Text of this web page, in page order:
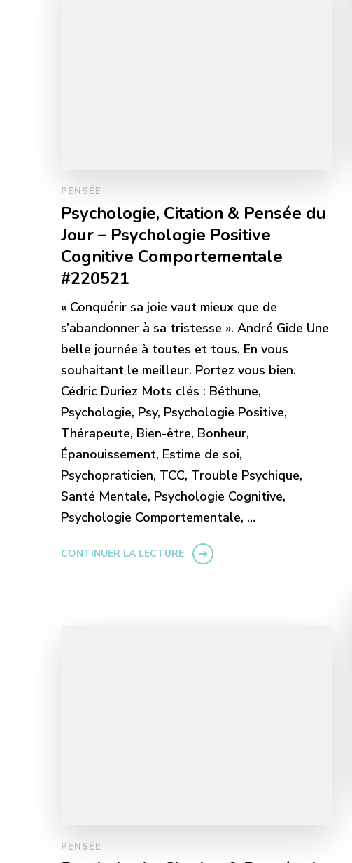
PENSÉE
Psychologie, Citation & Pensée du
Jour – Psychologie Positive
Cognitive Comportementale
#220521
« Conquérir sa joie vaut mieux que de
s’abandonner à sa tristesse ». André Gide Une
belle journée à toutes et tous. En vous
souhaitant le meilleur. Portez vous bien.
Cédric Duriez Mots clés : Béthune,
Psychologie, Psy, Psychologie Positive,
Thérapeute, Bien-être, Bonheur,
Épanouissement, Estime de soi,
Psychopraticien, TCC, Trouble Psychique,
Santé Mentale, Psychologie Cognitive,
Psychologie Comportementale, …
CONTINUER LA LECTURE
PENSÉE